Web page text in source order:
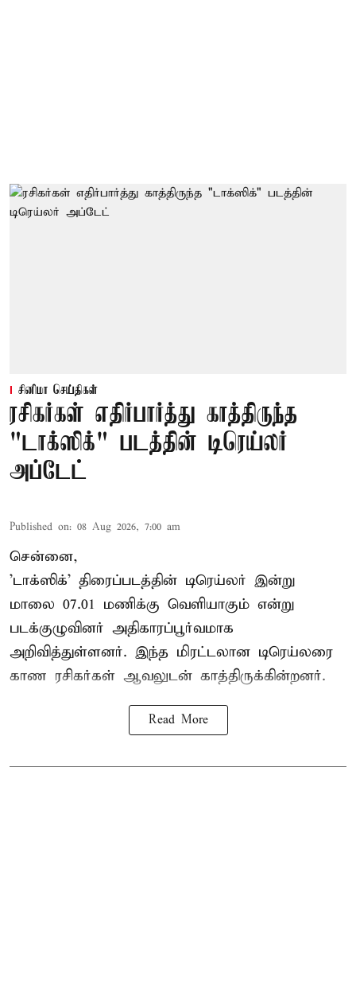
சினிமா செய்திகள்
ரசிகர்கள் எதிர்பார்த்து காத்திருந்த
"டாக்ஸிக்" படத்தின் டிரெய்லர்
அப்டேட்
Published on: 08 Aug 2026, 7:00 am
சென்னை,
'டாக்ஸிக்' திரைப்படத்தின் டிரெய்லர் இன்று
மாலை 07.01 மணிக்கு வெளியாகும் என்று
படக்குழுவினர் அதிகாரப்பூர்வமாக
அறிவித்துள்ளனர். இந்த மிரட்டலான டிரெய்லரை
காண ரசிகர்கள் ஆவலுடன் காத்திருக்கின்றனர்.
Read More